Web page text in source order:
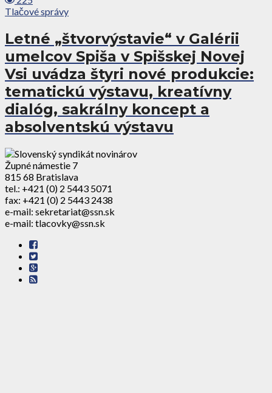
Tlačové správy
Letné „štvorvýstavie“ v Galérii
umelcov Spiša v Spišskej Novej
Vsi uvádza štyri nové produkcie:
tematickú výstavu, kreatívny
dialóg, sakrálny koncept a
absolventskú výstavu
Župné námestie 7
815 68 Bratislava
tel.: +421 (0) 2 5443 5071
fax: +421 (0) 2 5443 2438
e-mail: sekretariat@ssn.sk
e-mail: tlacovky@ssn.sk